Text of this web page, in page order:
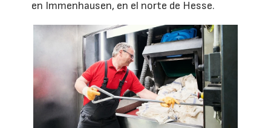
en Immenhausen, en el norte de Hesse.